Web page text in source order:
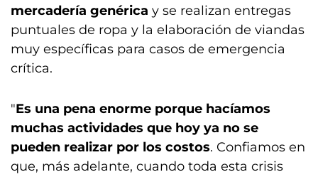
mercadería genérica y se realizan entregas
puntuales de ropa y la elaboración de viandas
muy específicas para casos de emergencia
crítica.
"Es una pena enorme porque hacíamos
muchas actividades que hoy ya no se
pueden realizar por los costos. Confiamos en
que, más adelante, cuando toda esta crisis